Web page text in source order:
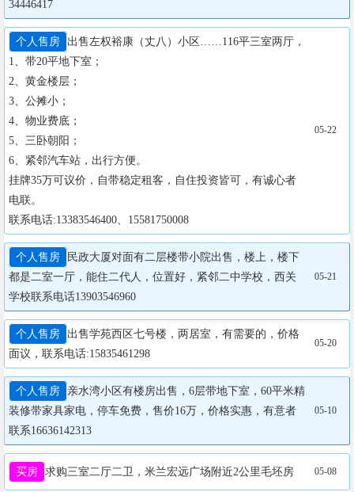
34446417
个人售房
出售左权裕康（丈八）小区……116平三室两厅，
1、带20平地下室；
2、黄金楼层；
3、公摊小；
4、物业费底；
5、三卧朝阳；
6、紧邻汽车站，出行方便。
挂牌35万可议价，自带稳定租客，自住投资皆可，有诚心者
电联。
联系电话:13383546400、15581750008
05-22
个人售房
民政大厦对面有二层楼带小院出售，楼上，楼下
都是二室一厅，能住二代人，位置好，紧邻二中学校，西关
学校联系电话13903546960
05-21
个人售房
出售学苑西区七号楼，两居室，有需要的，价格
面议，联系电话:15835461298
05-20
个人售房
亲水湾小区有楼房出售，6层带地下室，60平米精
装修带家具家电，停车免费，售价16万，价格实惠，有意者
联系16636142313
05-10
买房 求购三室二厅二卫，米兰宏远广场附近2公里毛坯房 05-08